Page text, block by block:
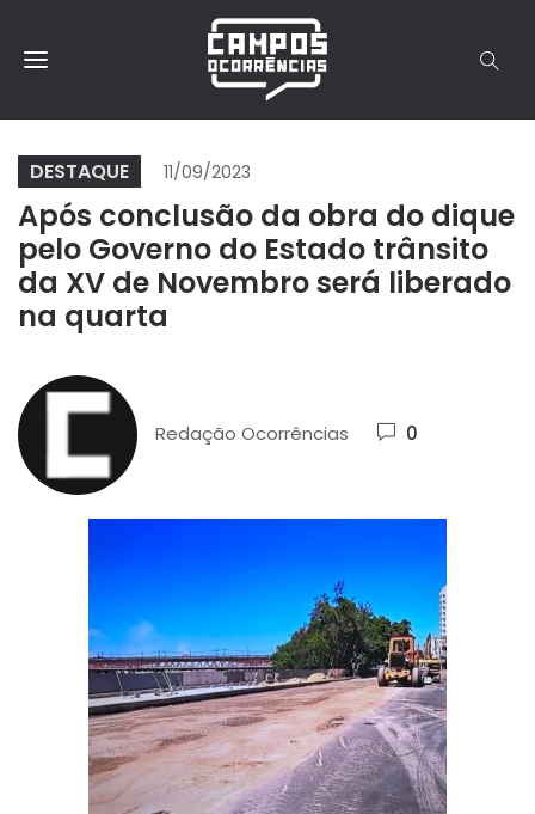
DESTAQUE 11/09/2023
Após conclusão da obra do dique
pelo Governo do Estado trânsito
da XV de Novembro será liberado
na quarta
Redação Ocorrências 0